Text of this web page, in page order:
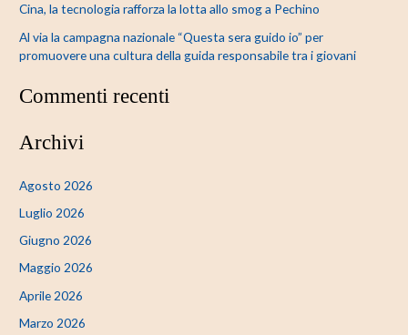
Cina, la tecnologia rafforza la lotta allo smog a Pechino
Al via la campagna nazionale “Questa sera guido io” per
promuovere una cultura della guida responsabile tra i giovani
Commenti recenti
Archivi
Agosto 2026
Luglio 2026
Giugno 2026
Maggio 2026
Aprile 2026
Marzo 2026